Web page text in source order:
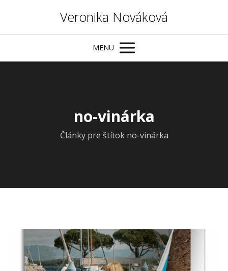
Veronika Nováková
MENU
no-vinárka
Články pre štítok no-vinárka